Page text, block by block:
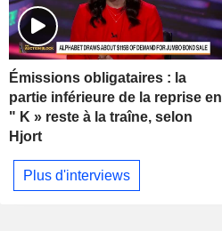
Émissions obligataires : la
partie inférieure de la reprise en
" K » reste à la traîne, selon
Hjort
Plus d'interviews